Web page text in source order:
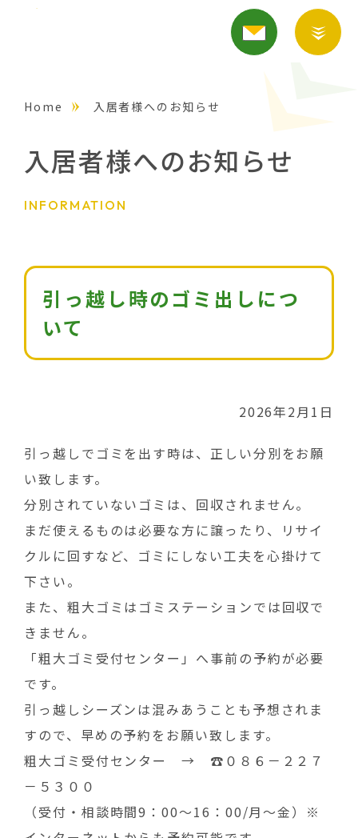
Home 入居者様へのお知らせ
入居者様へのお知らせ
INFORMATION
引っ越し時のゴミ出しにつ
いて
2026年2月1日
引っ越しでゴミを出す時は、正しい分別をお願
い致します。
分別されていないゴミは、回収されません。
まだ使えるものは必要な方に譲ったり、リサイ
クルに回すなど、ゴミにしない工夫を心掛けて
下さい。
また、粗大ゴミはゴミステーションでは回収で
きません。
「粗大ゴミ受付センター」へ事前の予約が必要
です。
引っ越しシーズンは混みあうことも予想されま
すので、早めの予約をお願い致します。
粗大ゴミ受付センター → ☎０８６－２２７
－５３００
（受付・相談時間9：00～16：00/月～金）※